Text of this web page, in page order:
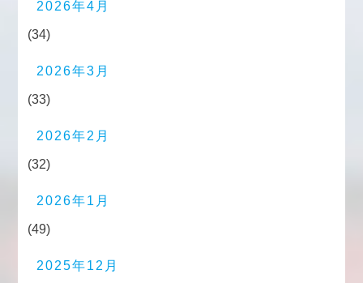
2026年4月
(34)
2026年3月
(33)
2026年2月
(32)
2026年1月
(49)
2025年12月